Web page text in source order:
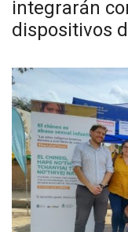
integrarán
dispositivos